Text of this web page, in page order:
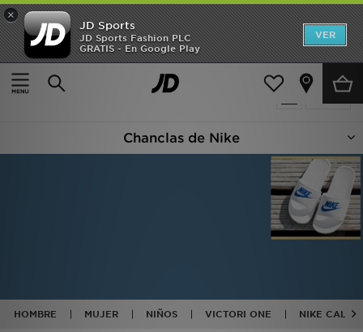
×
JD Sports
JD Sports Fashion PLC
GRATIS - En Google Play
VER
Página principal
Nike Chanclas Pala
31 productos encontrados
Chanclas de Nike
HOMBRE MUJER NIÑOS VICTORI ONE NIKE CALM
Hombre
Mujer